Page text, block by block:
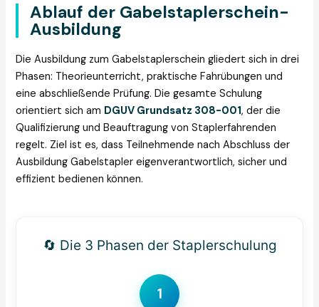
Ablauf der Gabelstaplerschein-
Ausbildung
Die Ausbildung zum Gabelstaplerschein gliedert sich in drei
Phasen: Theorieunterricht, praktische Fahrübungen und
eine abschließende Prüfung. Die gesamte Schulung
orientiert sich am DGUV Grundsatz 308-001, der die
Qualifizierung und Beauftragung von Staplerfahrenden
regelt. Ziel ist es, dass Teilnehmende nach Abschluss der
Ausbildung Gabelstapler eigenverantwortlich, sicher und
effizient bedienen können.
🔄 Die 3 Phasen der Staplerschulung
1